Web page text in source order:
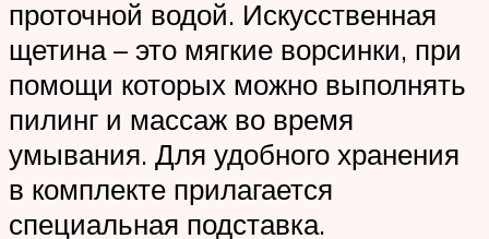
проточной водой. Искусственная
щетина – это мягкие ворсинки, при
помощи которых можно выполнять
пилинг и массаж во время
умывания. Для удобного хранения
в комплекте прилагается
специальная подставка.